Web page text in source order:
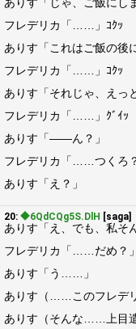
フレデリカ「……」ｺｸｯ
ありす「これはご飯の後
フレデリカ「……」ｺｸｯ
ありす「それじゃ、えっ
フレデリカ「……」ｸﾞｲｯ
ありす「――ん？」
フレデリカ「……つくろ？
ありす「え？」
20: ◆6QdCQg5S.DlH [saga]
ありす「え、でも、私そ
フレデリカ「……だめ？」
ありす「う……」
ありす（……このフレデ
ありす（そんな……上目